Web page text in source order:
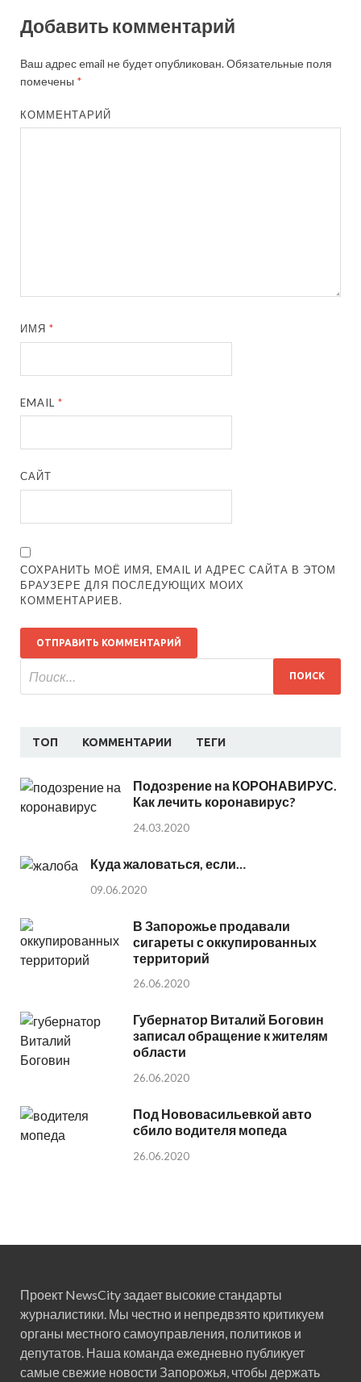
Добавить комментарий
Ваш адрес email не будет опубликован.Обязательные поля
помечены *
КОММЕНТАРИЙ
ИМЯ*
EMAIL*
САЙТ
СОХРАНИТЬ МОЁ ИМЯ, EMAIL И АДРЕС САЙТА В ЭТОМ
БРАУЗЕРЕ ДЛЯ ПОСЛЕДУЮЩИХ МОИХ
КОММЕНТАРИЕВ.
ТОП КОММЕНТАРИИ ТЕГИ
Подозрение на КОРОНАВИРУС.
Как лечить коронавирус?
24.03.2020
Куда жаловаться, если…
09.06.2020
В Запорожье продавали
сигареты с оккупированных
территорий
26.06.2020
Губернатор Виталий Боговин
записал обращение к жителям
области
26.06.2020
Под Нововасильевкой авто
сбило водителя мопеда
26.06.2020
Проект NewsCity задает высокие стандарты
журналистики. Мы честно и непредвзято критикуем
органы местного самоуправления, политиков и
депутатов. Наша команда ежедневно публикует
самые свежие новости Запорожья, чтобы держать